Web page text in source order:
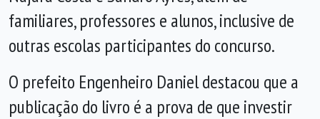
familiares, professores e alunos, inclusive de
outras escolas participantes do concurso.
O prefeito Engenheiro Daniel destacou que a
publicação do livro é a prova de que investir